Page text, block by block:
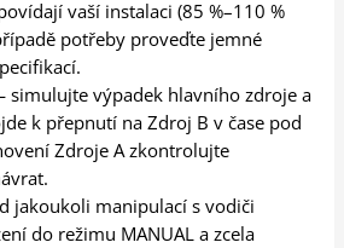
vaší instalaci (85 %–110 %
potřeby proveďte jemné
výpadek hlavního zdroje a
k přepnutí na Zdroj B v čase pod
Zdroje A zkontrolujte
jakoukoli manipulací s vodiči
do režimu MANUAL a zcela